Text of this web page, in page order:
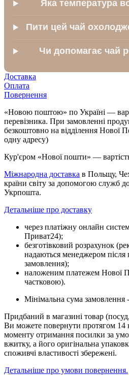
Яка температура
Пити цей чай
Чи допомагає чай
Доставка
Оплата
Повернення
«Новою поштою» по Україні —
перевізника. При замовленні
безкоштовно на відділення Нової
одну адресу)
Кур'єром «Нової пошти» —
Міжнародна доставка в Польщу,
країни світу за допомогою служб
Укрпошта.
Детальніше про доставку
через платіжну онлайн
Приват24);
безготівковий розрахунок
надаються менеджером після
замовлення);
наложеним платежем Нової
частковою).
Мінімальна сума замовлення
Придбаний в магазині товар
Ви можете повернути протягом 14
моменту отримання посилки за
вжитку, а його оригінальна
споживчі властивості збережені.
Детальніше про умови повернення.